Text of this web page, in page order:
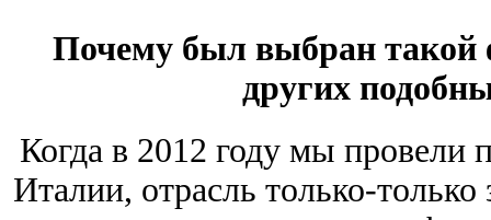
Почему был выбран такой
других
Когда в 2012 году мы
Италии, отрасль только-